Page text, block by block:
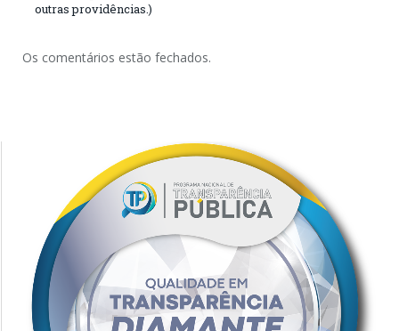
outras providências.)
Os comentários estão fechados.